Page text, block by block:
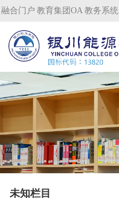
融合门户 教育集团OA 教务系统
未知栏目